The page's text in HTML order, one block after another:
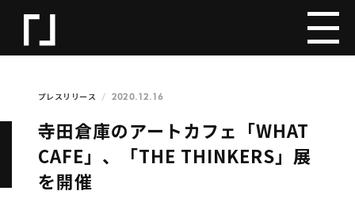
プレスリリース 2020.12.16
寺田倉庫のアートカフェ「WHAT
CAFE」、「THE THINKERS」展
を開催